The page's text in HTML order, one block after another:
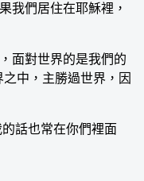
我們居住在耶穌裡，
面對世界的是我們的
中，主勝過世界，因
話也常在你們裡面